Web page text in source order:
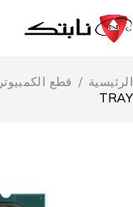
/ قطع الكمبيوتر